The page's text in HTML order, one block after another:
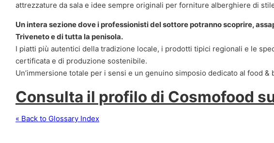
attrezzature da sala e idee sempre originali per forniture alberghiere di
Un intera sezione dove i professionisti del sottore potranno scoprire,
Triveneto e di tutta la penisola.
I piatti più autentici della tradizione locale, i prodotti tipici regionali e le
certificata e di produzione sostenibile.
Un’immersione totale per i sensi e un genuino simposio dedicato al food &
Consulta il profilo di Cosmofood
« Back to Glossary Index